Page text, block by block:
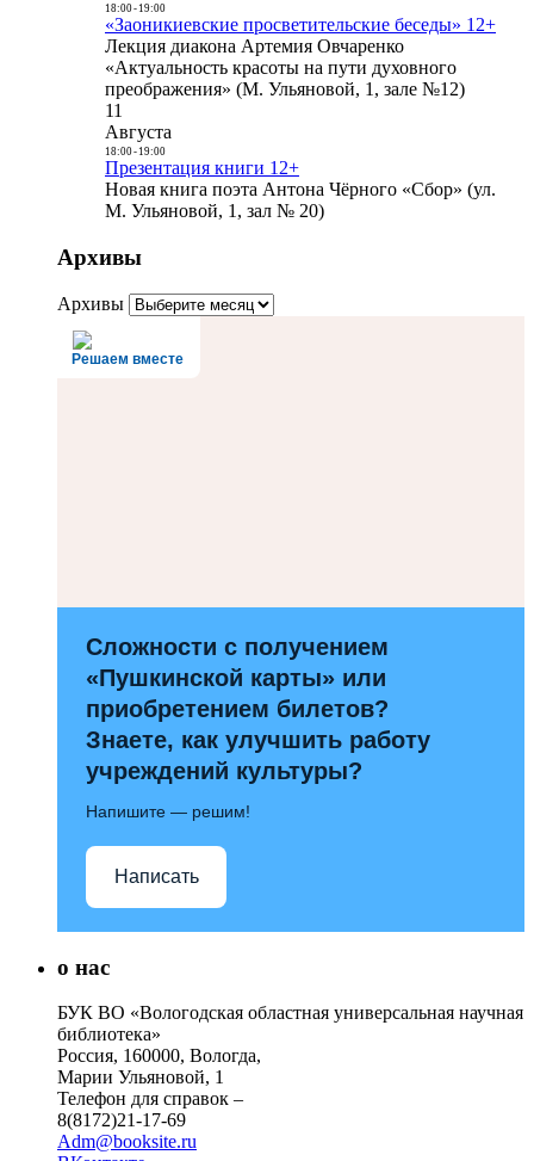
18:00- 19:00
«Заоникиевские просветительские беседы» 12+
Лекция диакона Артемия Овчаренко
«Актуальность красоты на пути духовного
преображения» (М. Ульяновой, 1, зале №12)
11
Августа
18:00- 19:00
Презентация книги 12+
Новая книга поэта Антона Чёрного «Сбор» (ул.
М. Ульяновой, 1, зал № 20)
Архивы
Архивы
Решаем вместе
Сложности с получением
«Пушкинской карты» или
приобретением билетов?
Знаете, как улучшить работу
учреждений культуры?
Напишите — решим!
Написать
о нас
БУК ВО «Вологодская областная универсальная научная
библиотека»
Россия, 160000, Вологда,
Марии Ульяновой, 1
Телефон для справок –
8(8172)21-17-69
Adm@booksite.ru